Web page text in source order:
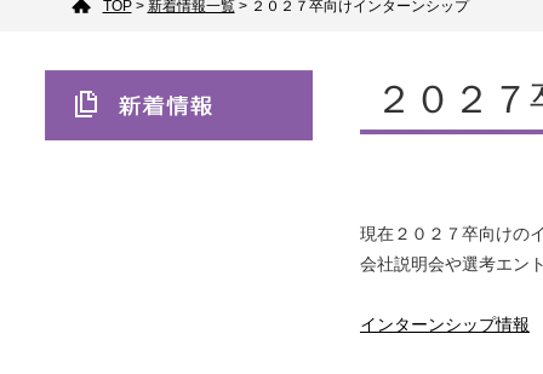
TOP> 新着情報一覧> ２０２７卒向けインターンシップ
２０２
現在２０２７卒向けの
会社説明会や選考エン
インターンシップ情報